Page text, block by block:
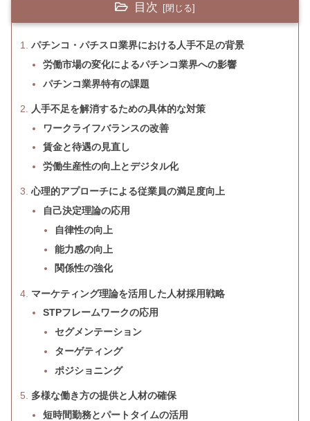
目次
パチンコ・パチスロ業界における人手不足の背景
労働市場の変化によるパチンコ業界への影響
パチンコ業界特有の課題
人手不足を解消するための具体的な対策
ワークライフバランスの改善
賃金と待遇の見直し
労働生産性の向上とデジタル化
心理的アプローチによる従業員の満足度向上
自己決定理論の応用
自律性の向上
能力感の向上
関係性の強化
マーケティング理論を活用した人材採用戦略
STPフレームワークの応用
セグメンテーション
ターゲティング
ポジショニング
多様な働き方の提供と人材の確保
短時間勤務とパートタイムの活用